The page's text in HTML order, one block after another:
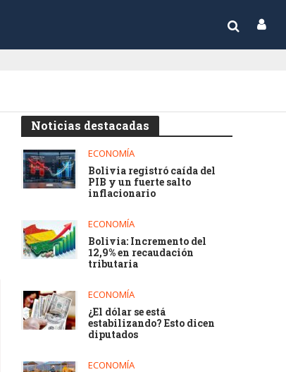
Noticias destacadas
ECONOMÍA
Bolivia registró caída del
PIB y un fuerte salto
inflacionario
ECONOMÍA
Bolivia: Incremento del
12,9% en recaudación
tributaria
ECONOMÍA
¿El dólar se está
estabilizando? Esto dicen
diputados
ECONOMÍA